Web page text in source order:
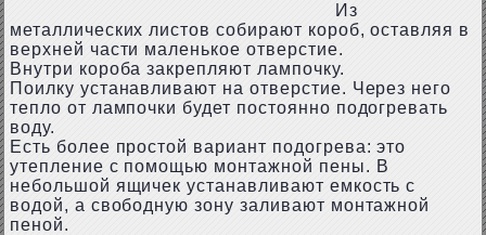
Из
металлических листов собирают короб, оставляя в
верхней части маленькое отверстие.
Внутри короба закрепляют лампочку.
Поилку устанавливают на отверстие. Через него
тепло от лампочки будет постоянно подогревать
воду.
Есть более простой вариант подогрева: это
утепление с помощью монтажной пены. В
небольшой ящичек устанавливают емкость с
водой, а свободную зону заливают монтажной
пеной.